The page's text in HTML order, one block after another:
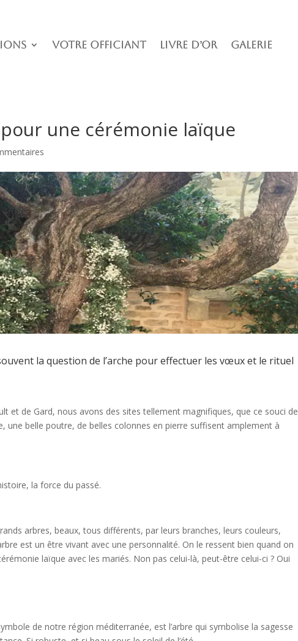
Votre officiant Livre D’or Galerie
pour une cérémonie laïque
la question de l’arche pour effectuer les vœux et le rituel
et de Gard, nous avons des sites tellement magnifiques, que ce souci de
une belle poutre, de belles colonnes en pierre suffisent amplement à
la force du passé.
arbres, beaux, tous différents, par leurs branches, leurs couleurs,
est un être vivant avec une personnalité. On le ressent bien quand on
laïque avec les mariés. Non pas celui-là, peut-être celui-ci ? Oui
de notre région méditerranée, est l’arbre qui symbolise la sagesse